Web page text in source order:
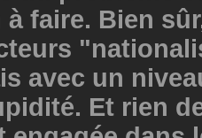
faire. Bien
avec un
Et rien